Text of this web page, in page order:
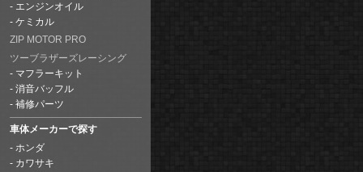
エンジンオイル
ケミカル
ZIP MOTOR PRO
ツーブラザーズレーシング
マフラーキット
消音バッフル
補修パーツ
車体メーカーで探す
ホンダ
カワサキ